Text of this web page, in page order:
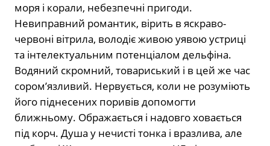
моря і корали, небезпечні пригоди.
Невиправний романтик, вірить в яскраво-
червоні вітрила, володіє живою уявою устриці
та інтелектуальним потенціалом дельфіна.
Водяний скромний, товариський і в цей же час
сором’язливий. Нервується, коли не розуміють
його піднесених поривів допомогти
ближньому. Ображається і надовго ховається
під корч. Душа у нечисті тонка і вразлива, але